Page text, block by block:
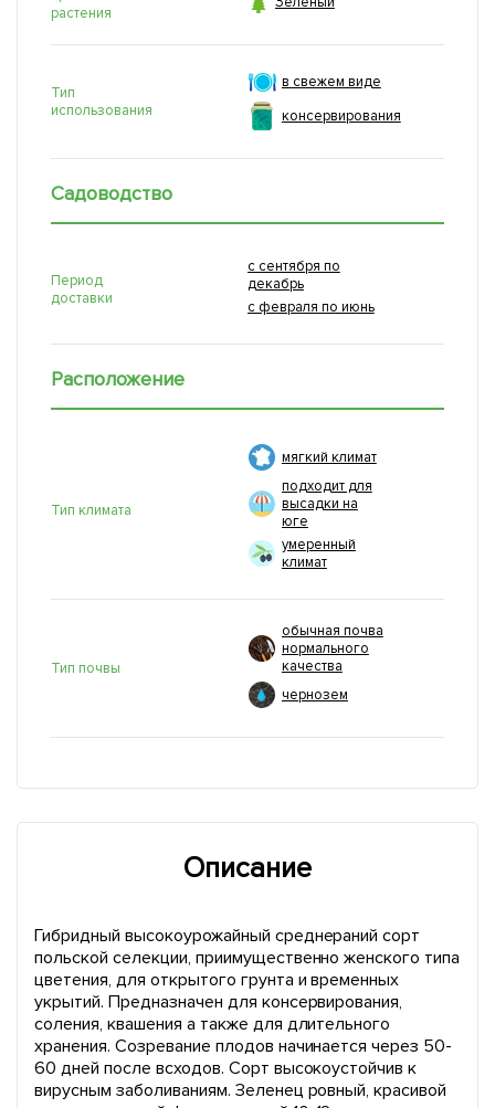
растения
Тип
использования
в свежем виде
консервирования
Садоводство
Период
доставки
с сентября по
декабрь
с февраля по июнь
Расположение
Тип климата
мягкий климат
подходит для
высадки на
юге
умеренный
климат
Тип почвы
обычная почва
нормального
качества
чернозем
Описание
Гибридный высокоурожайный среднераний сорт
польской селекции, приимущественно женского типа
цветения, для открытого грунта и временных
укрытий. Предназначен для консервирования,
соления, квашения а также для длительного
хранения. Созревание плодов начинается через 50-
60 дней после всходов. Сорт высокоустойчив к
вирусным заболиваниям. Зеленец ровный, красивой